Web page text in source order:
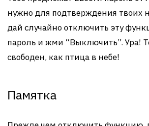
нужно для подтверждения твоих
дай случайно отключить эту
пароль и жми “Выключить”. Ура!
свободен, как птица в небе!
Памятка